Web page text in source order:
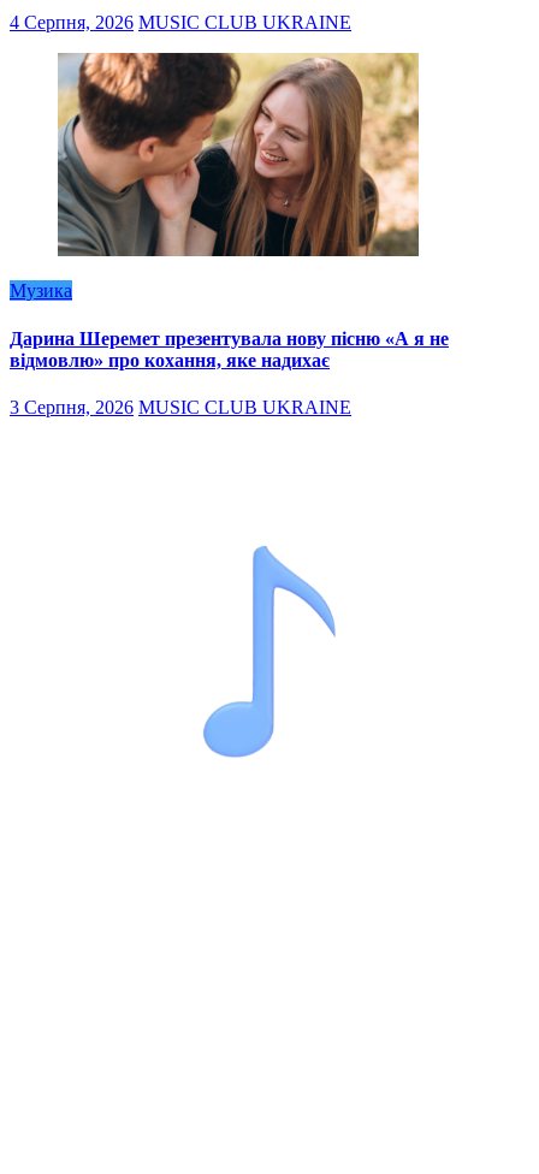
4 Серпня, 2026 MUSIC CLUB UKRAINE
Музика
Дарина Шеремет презентувала нову пісню «А я не
відмовлю» про кохання, яке надихає
3 Серпня, 2026 MUSIC CLUB UKRAINE